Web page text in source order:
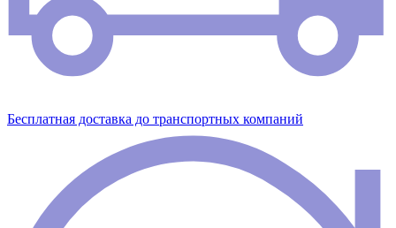
Бесплатная доставка до транспортных компаний